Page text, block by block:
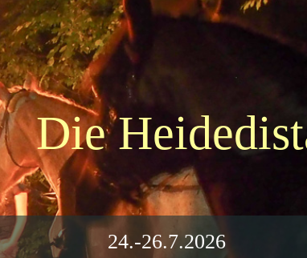
Die
24.-26.7.2026